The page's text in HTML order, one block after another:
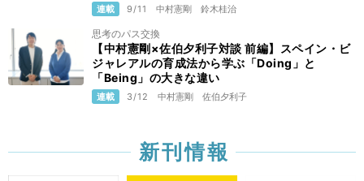
連載 9/11 中村憲剛 鈴木桂治
思考のパス交換
【中村憲剛×佐伯夕利子対談 前編】スペイン・ビ
ジャレアルの育成法から学ぶ「Doing」と
「Being」の大きな違い
連載 3/12 中村憲剛 佐伯夕利子
新刊情報